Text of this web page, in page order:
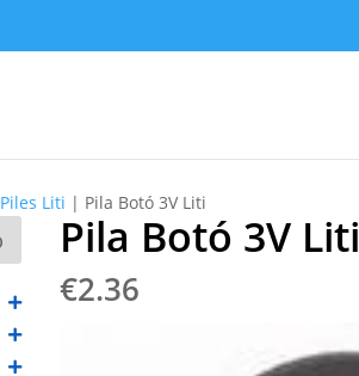
Piles Liti | Pila Botó 3V Liti
Pila Botó 3V Liti
€2.36